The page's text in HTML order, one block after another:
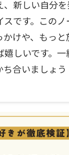
新しい自分を
です。この
かけや、もっ
嬉しいです。
ち合いましょう